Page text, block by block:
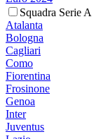
Squadra Serie A
Atalanta
Bologna
Cagliari
Como
Fiorentina
Frosinone
Genoa
Inter
Juventus